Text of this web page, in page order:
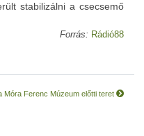
stabilizálni a csecsemő
Forrás: Rádió88
Móra Ferenc Múzeum előtti teret